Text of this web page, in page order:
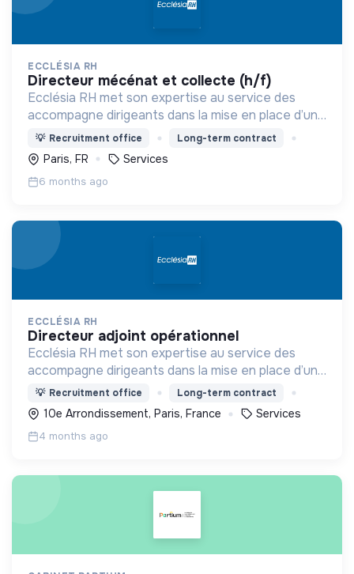
ECCLÉSIA RH
directeur mécénat et collecte (h/f)
Ecclésia RH met son expertise au service des
accompagne dirigeants dans la mise en place d’une
politique RH innovante inspirée par une vision
chrétienne de la personne et du travail.
💡 Recruitment office Long-term contract
Paris, FR Services
6 months ago
ECCLÉSIA RH
directeur adjoint opérationnel
Ecclésia RH met son expertise au service des
accompagne dirigeants dans la mise en place d’une
politique RH innovante inspirée par une vision
chrétienne de la personne et du travail.
💡 Recruitment office Long-term contract
10e Arrondissement, Paris, France Services
4 months ago